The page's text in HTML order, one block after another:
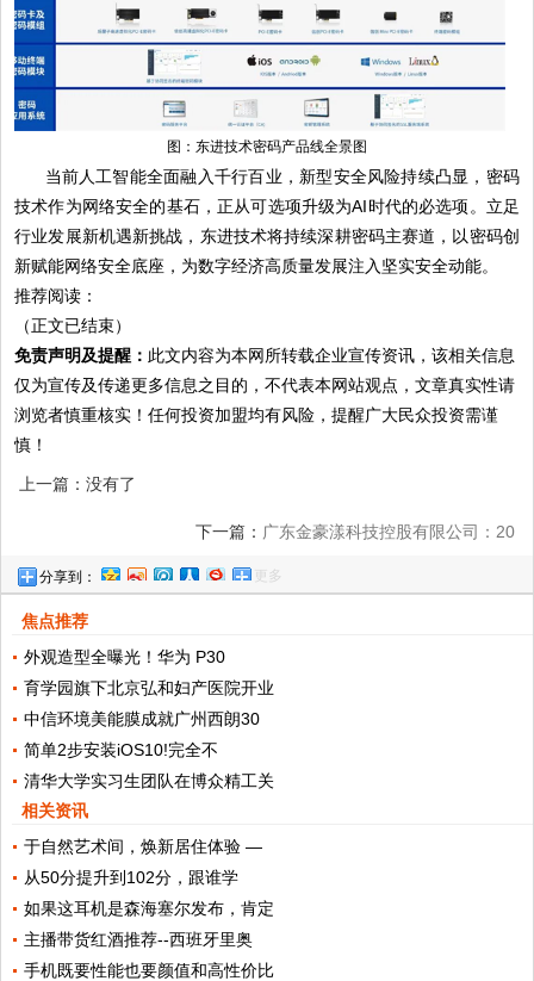
图：东进技术密码产品线全景图
当前人工智能全面融入千行百业，新型安全风险持续凸显，密码
技术作为网络安全的基石，正从可选项升级为AI时代的必选项。立足
行业发展新机遇新挑战，东进技术将持续深耕密码主赛道，以密码创
新赋能网络安全底座，为数字经济高质量发展注入坚实安全动能。
推荐阅读：
（正文已结束）
免责声明及提醒： 此文内容为本网所转载企业宣传资讯，该相关信息
仅为宣传及传递更多信息之目的，不代表本网站观点，文章真实性请
浏览者慎重核实！任何投资加盟均有风险，提醒广大民众投资需谨
慎！
上一篇：没有了
下一篇： 广东金豪漾科技控股有限公司：20
分享到： 更多
焦点推荐
外观造型全曝光！华为 P30
育学园旗下北京弘和妇产医院开业
中信环境美能膜成就广州西朗30
简单2步安装iOS10!完全不
清华大学实习生团队在博众精工关
相关资讯
于自然艺术间，焕新居住体验 —
从50分提升到102分，跟谁学
如果这耳机是森海塞尔发布，肯定
主播带货红酒推荐--西班牙里奥
手机既要性能也要颜值和高性价比